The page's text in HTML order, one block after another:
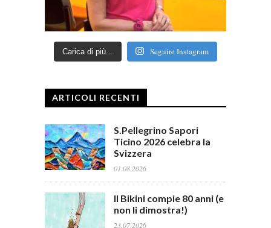
Carica di più... Seguire Instagram
ARTICOLI RECENTI
S.Pellegrino Sapori
Ticino 2026 celebra la
Svizzera
01.08.2026
Il Bikini compie 80 anni (e
non li dimostra!)
23.07.2026